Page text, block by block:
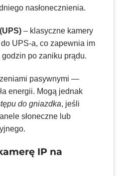
nasłonecznienia.
– klasyczne kamery
UPS-a, co zapewnia im
po zaniku prądu.
pasywnymi —
energii. Mogą jednak
do gniazdka, jeśli
słoneczne lub
IP na